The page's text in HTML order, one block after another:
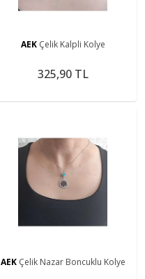
AEK Çelik Kalpli Kolye
325,90 TL
AEK Çelik Nazar Boncuklu Kolye